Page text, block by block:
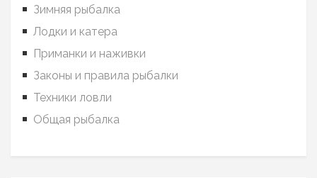
Зимняя рыбалка
Лодки и катера
Приманки и наживки
Законы и правила рыбалки
Техники ловли
Общая рыбалка